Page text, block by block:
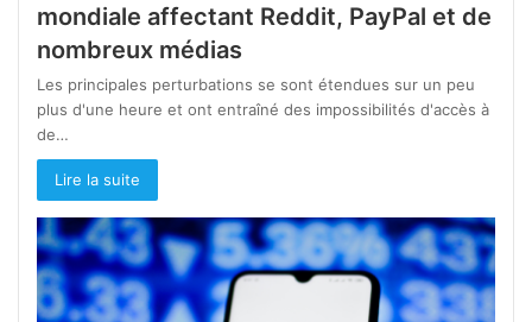
mondiale affectant Reddit, PayPal et de
nombreux médias
Les principales perturbations se sont étendues sur un peu
plus d'une heure et ont entraîné des impossibilités d'accès à
de…
Lire la suite